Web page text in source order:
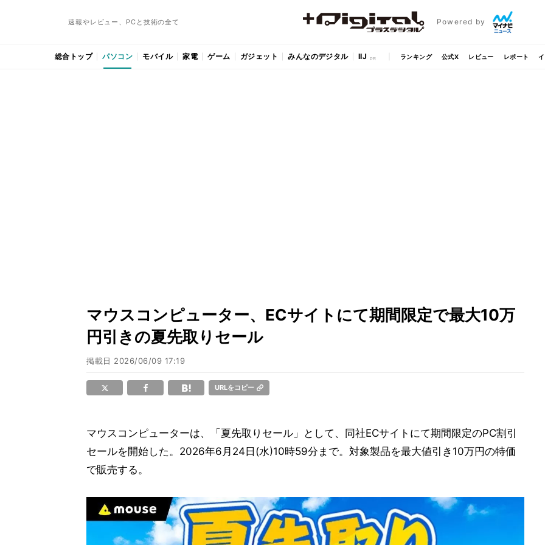
速報やレビュー、PCと技術の全て Powered by
総合トップ パソコン モバイル 家電 ゲーム ガジェット みんなのデジタル IIJ ランキング 公式X レビュー レポート
マウスコンピューター、ECサイトにて期間限定で最大10万
円引きの夏先取りセール
掲載日 2026/06/09 17:19
URLをコピー
マウスコンピューターは、「夏先取りセール」として、同社ECサイトにて期間限定のPC割引
セールを開始した。2026年6月24日(水)10時59分まで。対象製品を最大値引き10万円の特価
で販売する。